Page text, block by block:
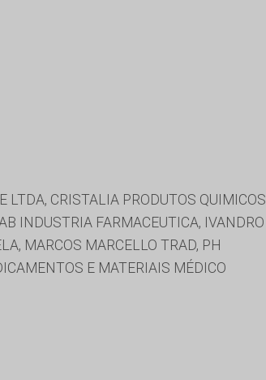
LTDA, CRISTALIA PRODUTOS QUIMICOS
INDUSTRIA FARMACEUTICA, IVANDRO
MARCOS MARCELLO TRAD, PH
E MATERIAIS MÉDICO